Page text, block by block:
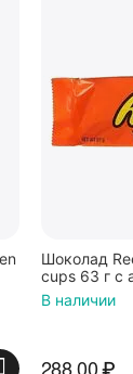
Шоколад
cups 63 г с
В наличии
288.00₽